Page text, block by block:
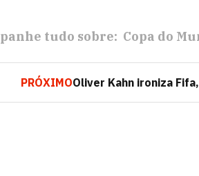
tudo sobre: Copa do
PRÓXIMOOliver Kahn ironiza